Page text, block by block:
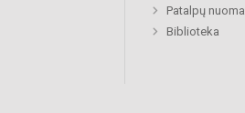
Patalpų nuoma
Biblioteka